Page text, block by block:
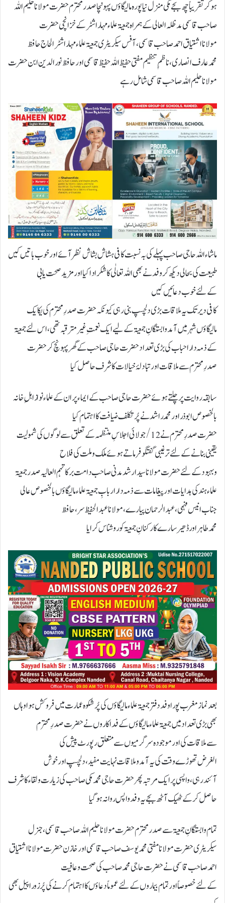
ہوکرتقریباًچھ بجےمکی منزل نیاپورہ مالیگاؤں پہونچاصدرمحترم حضرت مولاناحلیم اللہ
صاحب قاسمی مدظلہ العالی کےہمراہ جمعیۃ علماءمہاراشٹر کےخزانچی حضرت
مولانااشتیاق احمدصاحب قاسمی،آفس سیکریٹری جمعیۃ علماءمہاراشٹر الحاج حافظ
محمدعارف انصاری،ناظمِ تنظیم مفتی حفیظ اللہ حفیظ قاسمی اورحافظ نورالدین ابن حضرت
مولاناحلیم اللہ صاحب قاسمی شامل رہے
ماشاءاللہ حاجی صاحب پہلےکی بہ نسبت کافی ہشاش بشاش نظرآئےاورخوب باتیں کیں
طبیعت کی بحالی دیکھ کر وفدنےبھی اللہ تعالٰی کاشکراداکیااورمزیدصحت یابی
کےلئےخوب دعائیں کیں
کافی دیرتک یہ ملاقات بڑی دلچسپ بنی رہی کیونکہ حضرت صدرِمحترم کی یکایک
مالیگاؤں شہرمیں آمدوابستگانِ جمعیۃ کےلیےایک نعمتِ غیرمترقبہ تھی،اس لئےجمعیۃ
کےذمہ داراحباب کی بڑی تعداد حضرت حاجی صاحب کےگھرپہونچ کرحضرت
صدرِمحترم سےملاقات اور تبادلۂ خیالات کا شرف حاصل کیا
سابقہ روایت پرچلتےہوئےحضرت حاجی صاحب کےایماءپران کےعلماءنوازاہلِ خانہ
بالخصوص ابوذراورمحمدراشدنےپُرتکلف ضیافت کااہتمام کیا
حضرت صدرِمحترم نے12/جولائی اجلاسِ منتظمہ کےتعلق سےلوگوں کی شمولیت
یقینی بنانےکےلئےترغیبی گفتگو فرماتےہوئےملک وملت کی فلاح
وبہبودکےلئےحضرت مولاناسیدارشدمدنی صاحب دامت برکاتہم العالیہ صدرجمعیۃ
علماءہندکی ہدایات اور پیغامات سےذمہ داراربابِ جمعیۃ علماءمالیگاؤں بالخصوص عالی
جناب انیس فہمی،عبدالرحمان پیارے،مولاناعبدالحفیظ سر،حافظ
محمدطاہراورڈھیرسارےکارکنانِ جمعیۃ کوروشناس کرایا
بعدنمازمغرب پوراوفددفترجمعیۃ علماءمالیگاؤں کی پُرشکوہ عمارت میں فروکش ہواوہاں
بھی بڑی تعدادمیں جمعیۃ علماءمالیگاؤں کےفداکاروں نےحضرت صدرِمحترم
سےملاقات کی اور موجودہ سرگرمیوں سےمتعلق رپورٹ پیش کی
الغرض تھوڑےوقت کی یہ آمدوملاقات نہایت مفید،دلچسپ اورخوش
آئندرہی،واپسی پرایک مرتبہ پھر حضرت حاجی محمدمکی صاحب کی زیارت ولقاءکاشرف
حاصل کرکے ٹھیک آٹھ بجے یہ وفدواپس روانہ ہوگیا
تمام وابستگانِ جمعیۃ سےصدرمحترم حضرت مولاناحلیم اللہ صاحب قاسمی،جنرل
سیکریٹری حضرت مولانامفتی محمدیوسف صاحب قاسمی اور خازن حضرت مولانااشتیاق
احمدصاحب قاسمی نےحضرت حاجی محمدصاحب کی صحت وعافیت
کےلئےخصوصاًاورتمام بیماروں کےلئےعموماًدعاؤں کااہتمام کرنےکی پُرزوراپیل بھی